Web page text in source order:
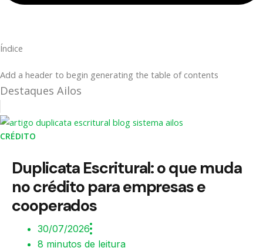
Índice
Add a header to begin generating the table of contents
Destaques Ailos
CRÉDITO
Duplicata Escritural: o que muda
no crédito para empresas e
cooperados
30/07/2026
8 minutos de leitura